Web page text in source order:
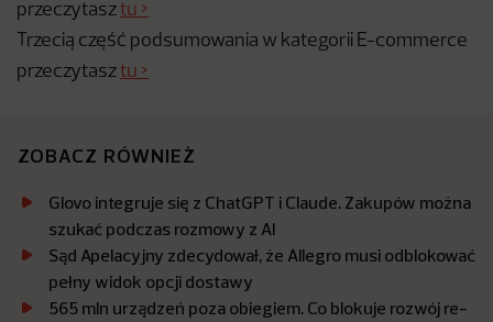
przeczytasztu >
Trzecią część podsumowania w kategorii E-commerce
przeczytasztu >
ZOBACZ RÓWNIEŻ
Glovo integruje się z ChatGPT i Claude. Zakupów można
szukać podczas rozmowy z AI
Sąd Apelacyjny zdecydował, że Allegro musi odblokować
pełny widok opcji dostawy
565 mln urządzeń poza obiegiem. Co blokuje rozwój re-